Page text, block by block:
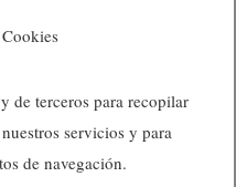
de terceros para recopilar
servicios y para
de navegación.